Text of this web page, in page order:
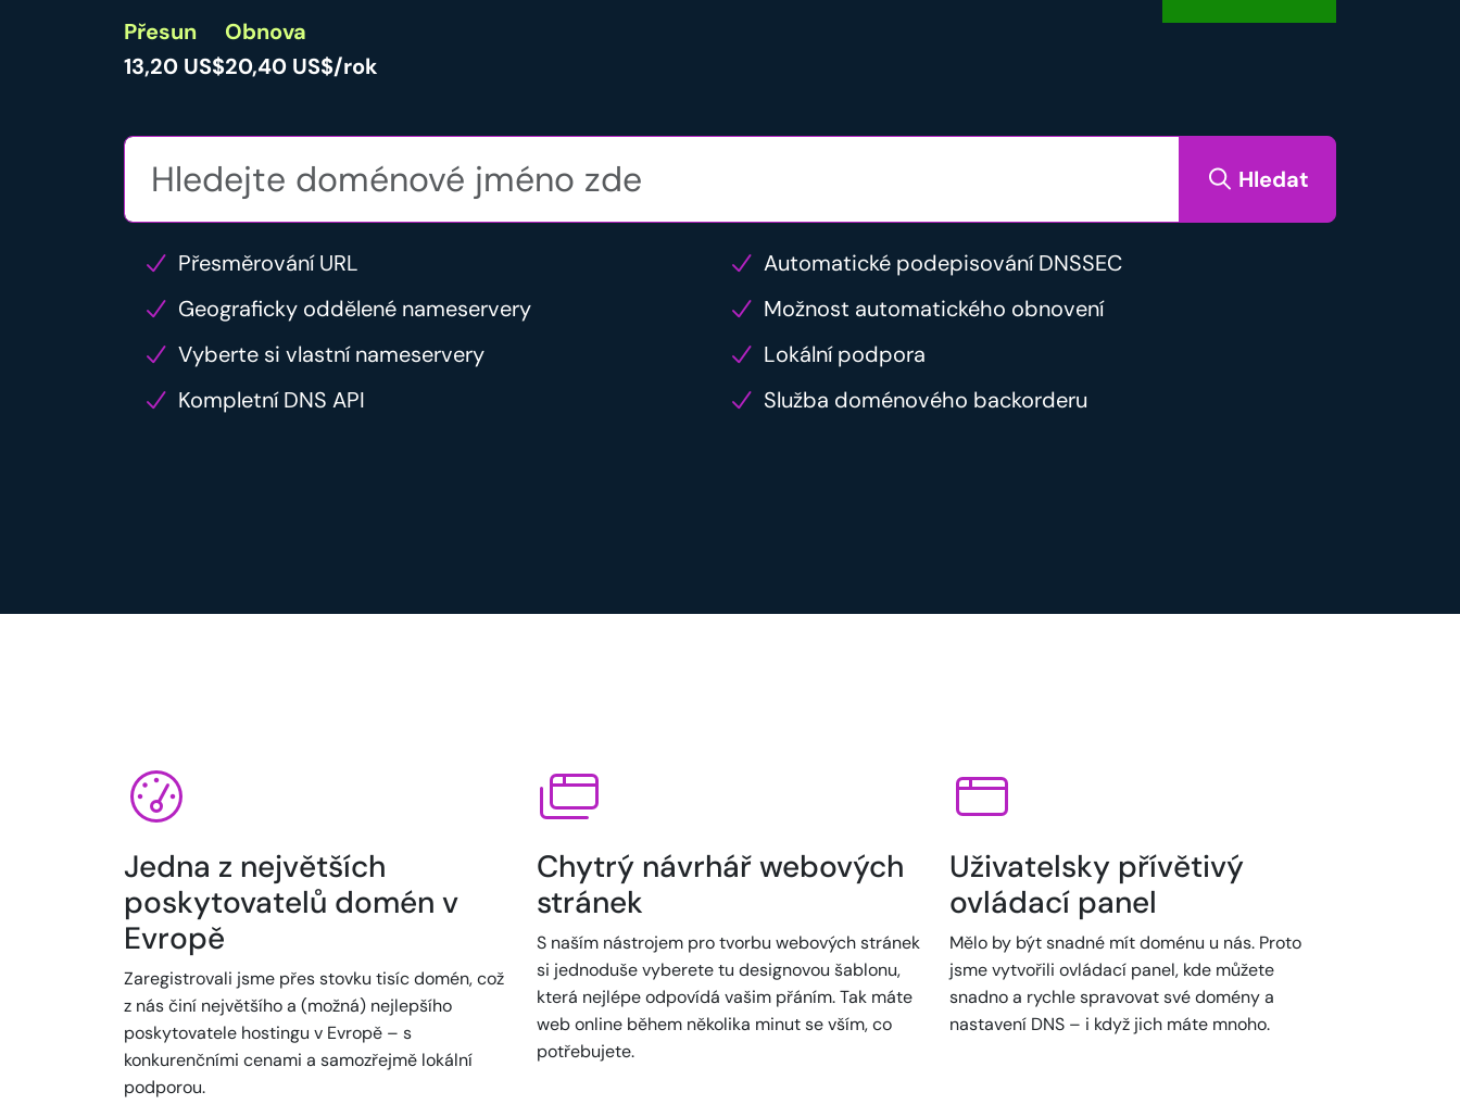
Přesun
13,20 US$
Obnova
20,40 US$/rok
Hledat
Přesměrování URL
Automatické podepisování DNSSEC
Geograficky oddělené nameservery
Možnost automatického obnovení
Vyberte si vlastní nameservery
Lokální podpora
Kompletní DNS API
Služba doménového backorderu
Jedna z největších
poskytovatelů domén v
Evropě
Zaregistrovali jsme přes stovku tisíc domén, což
z nás činí největšího a (možná) nejlepšího
poskytovatele hostingu v Evropě – s
konkurenčními cenami a samozřejmě lokální
podporou.
Chytrý návrhář webových
stránek
S naším nástrojem pro tvorbu webových stránek
si jednoduše vyberete tu designovou šablonu,
která nejlépe odpovídá vašim přáním. Tak máte
web online během několika minut se vším, co
potřebujete.
Uživatelsky přívětivý
ovládací panel
Mělo by být snadné mít doménu u nás. Proto
jsme vytvořili ovládací panel, kde můžete
snadno a rychle spravovat své domény a
nastavení DNS – i když jich máte mnoho.